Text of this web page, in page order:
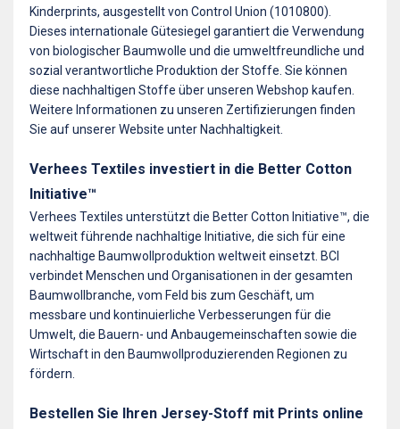
Kinderprints, ausgestellt von Control Union (1010800).
Dieses internationale Gütesiegel garantiert die Verwendung
von biologischer Baumwolle und die umweltfreundliche und
sozial verantwortliche Produktion der Stoffe. Sie können
diese nachhaltigen Stoffe über unseren Webshop kaufen.
Weitere Informationen zu unseren Zertifizierungen finden
Sie auf unserer Website unter Nachhaltigkeit.
Verhees Textiles investiert in die Better Cotton
Initiative™
Verhees Textiles unterstützt die Better Cotton Initiative™, die
weltweit führende nachhaltige Initiative, die sich für eine
nachhaltige Baumwollproduktion weltweit einsetzt. BCI
verbindet Menschen und Organisationen in der gesamten
Baumwollbranche, vom Feld bis zum Geschäft, um
messbare und kontinuierliche Verbesserungen für die
Umwelt, die Bauern- und Anbaugemeinschaften sowie die
Wirtschaft in den Baumwollproduzierenden Regionen zu
fördern.
Bestellen Sie Ihren Jersey-Stoff mit Prints online